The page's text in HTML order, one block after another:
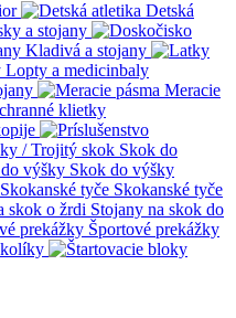
Detská
a stojany
Kladivá a stojany
Lopty a medicinbaly
Meracie
klietky
Skok do
Skok do výšky
Skokanské tyče
Stojany na skok do
Športové prekážky
kolíky